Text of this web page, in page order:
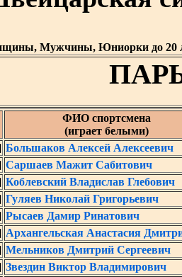
Мужчины, Юниорки до 20
ФИО спортсмена
(играет белыми)
Большаков Алексей Алексеевич
Саршаев Мажит Сабитович
Коблевский Владислав Глебович
Гуляев Николай Григорьевич
Рысаев Дамир Ринатович
Архангельская Анастасия
Мельников Дмитрий Сергеевич
Звездин Виктор Владимирович